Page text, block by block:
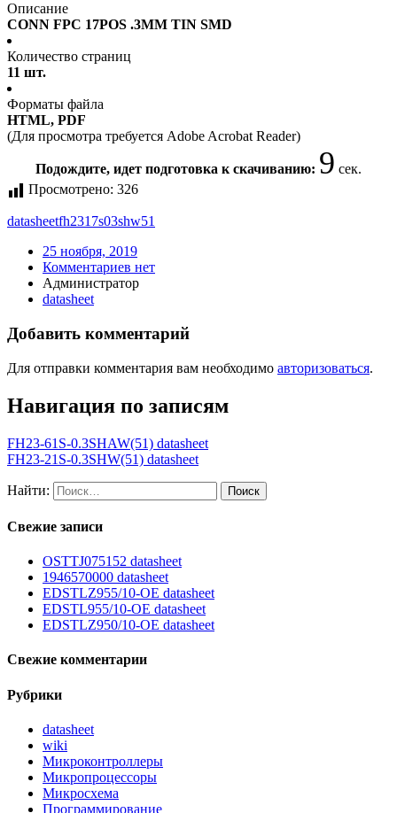
Описание
CONN FPC 17POS .3MM TIN SMD
Количество страниц
11 шт.
Форматы файла
HTML, PDF
(Для просмотра требуется Adobe Acrobat Reader)
Подождите, идет подготовка к скачиванию: 9 сек.
Просмотрено: 326
datasheetfh2317s03shw51
25 ноября, 2019
Комментариев нет
Администратор
datasheet
Добавить комментарий
Для отправки комментария вам необходимо авторизоваться.
Навигация по записям
FH23-61S-0.3SHAW(51) datasheet
FH23-21S-0.3SHW(51) datasheet
Найти:
Свежие записи
OSTTJ075152 datasheet
1946570000 datasheet
EDSTLZ955/10-OE datasheet
EDSTL955/10-OE datasheet
EDSTLZ950/10-OE datasheet
Свежие комментарии
Рубрики
datasheet
wiki
Микроконтроллеры
Микропроцессоры
Микросхема
Программирование